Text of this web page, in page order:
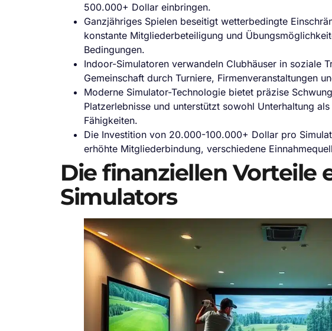
500.000+ Dollar einbringen.
Ganzjähriges Spielen beseitigt wetterbedingte
konstante Mitgliederbeteiligung und
Bedingungen.
Indoor-Simulatoren verwandeln Clubhäuser in soziale
Gemeinschaft durch Turniere, Firmenveranstaltungen
Moderne Simulator-Technologie bietet präzise
Platzerlebnisse und unterstützt sowohl Unterhaltung
Fähigkeiten.
Die Investition von 20.000-100.000+ Dollar pro
erhöhte Mitgliederbindung, verschiedene
Die finanziellen Vorteile
Simulators